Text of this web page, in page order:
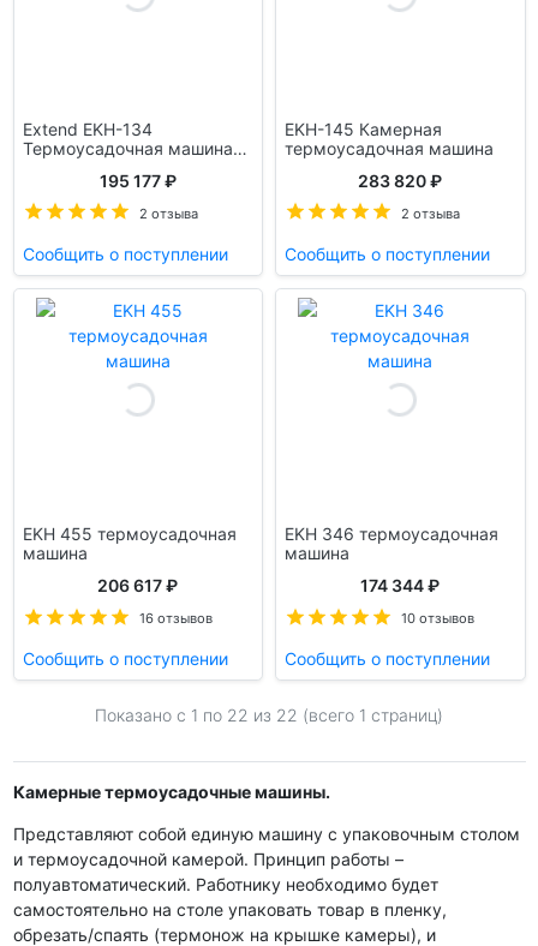
Extend EKH-134
Термоусадочная машина
195 177 ₽
2 отзыва
Сообщить о поступлении
EKH-145 Камерная
термоусадочная машина
283 820 ₽
2 отзыва
Сообщить о поступлении
EKH 455 термоусадочная
машина
206 617 ₽
16 отзывов
Сообщить о поступлении
EKH 346 термоусадочная
машина
174 344 ₽
10 отзывов
Сообщить о поступлении
Показано с 1 по 22 из 22 (всего 1 страниц)
Камерные термоусадочные машины.
Представляют собой единую машину с упаковочным столом
и термоусадочной камерой. Принцип работы –
полуавтоматический. Работнику необходимо будет
самостоятельно на столе упаковать товар в пленку,
обрезать/спаять (термонож на крышке камеры), и